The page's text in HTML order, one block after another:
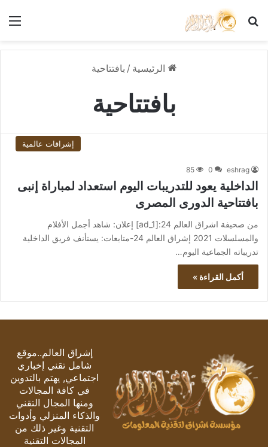
بحث عن
الرئيسية / بافتتاحية
بافتتاحية
إشراقات عالمية
eshrag
0
85
الداخلية يعود للتدريبات اليوم استعداد لمباراة إنبى
بافتتاحية الدورى المصرى
من صحيفة اشراق العالم 24:[ad_1] إعلان: شاهد أجمل الأفلام
والمسلسلات 2021 إشراق العالم 24-متابعات: يستأنف فريق الداخلية
تدريباته الجماعية اليوم…
أكمل القراءة »
إشراق العالم..موقع
شامل تقني إخباري
اجتماعي, يهتم بالتدوين
في كافة المجالات
ومنها المجال التقني
والذكاء المنزلي وأدوات
التقنية وغير ذلك من
المجالات التقنية